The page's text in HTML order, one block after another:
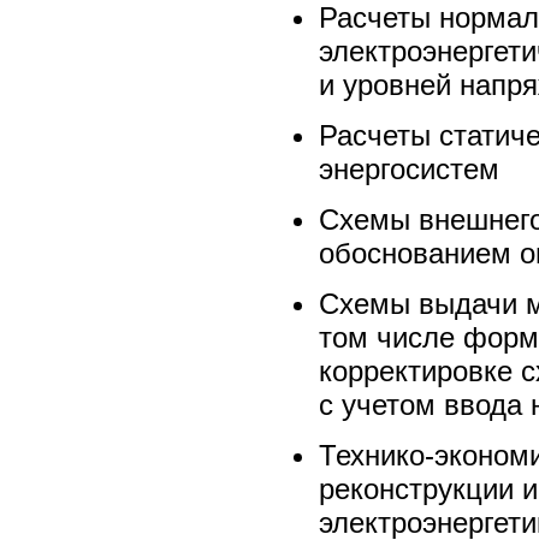
Расчеты
и уровней
Расчеты
энергосистем
Схемы
обоснованием
Схемы выдачи
том числе
корректировке
с учетом ввода
Технико-
реконструкции